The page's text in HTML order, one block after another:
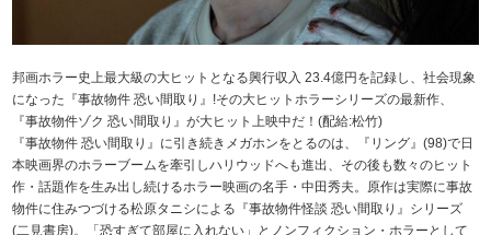
邦画ホラー史上最大級の大ヒットとなる興行収入 23.4億円を記録し、社会現象
になった『事故物件 恐い間取り』!その大ヒットホラーシリーズの最新作、
『事故物件ゾク 恐い間取り』が大ヒット上映中だ！(配給:松竹)
『事故物件 恐い間取り』に引き続きメガホンをとるのは、『リング』(98)で日
本映画界のホラーブームを牽引しハリウッドへも進出、その後も数々のヒット
作・話題作を生み出し続けるホラー映画の名手・中田秀夫。原作は実際に事故
物件に住みつづける松原タニシによる『事故物件怪談 恐い間取り』シリーズ
(二見書房)。「恐すぎて部屋に入れない」とノンフィクション・ホラーとして